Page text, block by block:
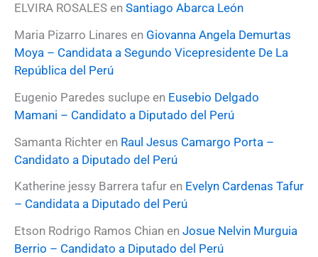
rELVIRA ROSALES en Santiago Abarca León
Maria Pizarro Linares en Giovanna Angela Demurtas
Moya – Candidata a Segundo Vicepresidente De La
República del Perú
Eugenio Paredes suclupe en Eusebio Delgado
Mamani – Candidato a Diputado del Perú
Samanta Richter en Raul Jesus Camargo Porta –
Candidato a Diputado del Perú
Katherine jessy Barrera tafur en Evelyn Cardenas Tafur
– Candidata a Diputado del Perú
Etson Rodrigo Ramos Chian en Josue Nelvin Murguia
Berrio – Candidato a Diputado del Perú